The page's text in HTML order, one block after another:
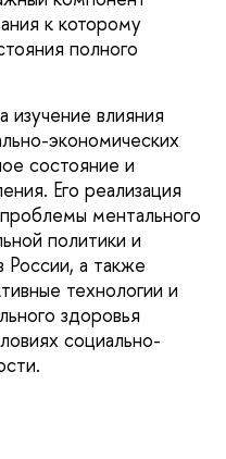
к которому
полного
изучение влияния
экономических
состояние и
Его реализация
ментального
политики и
России, а также
технологии и
здоровья
социально-